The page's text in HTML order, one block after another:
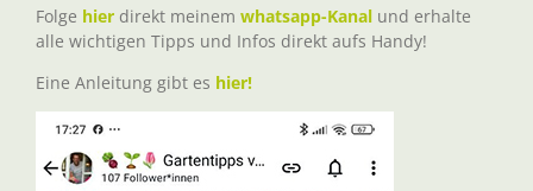
Folge hier direkt meinem whatsapp-Kanal und erhalte
alle wichtigen Tipps und Infos direkt aufs Handy!
Eine Anleitung gibt es hier!